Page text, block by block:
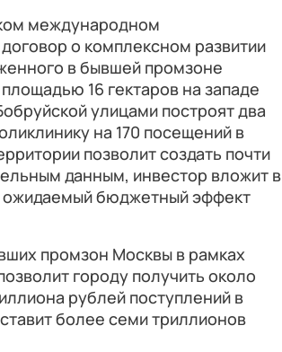
международном
о комплексном развитии
в бывшей промзоне
16 гектаров на западе
улицами построят два
на 170 посещений в
позволит создать почти
данным, инвестор вложит в
ожидаемый бюджетный эффект
промзон Москвы в рамках
городу получить около
рублей поступлений в
более семи триллионов